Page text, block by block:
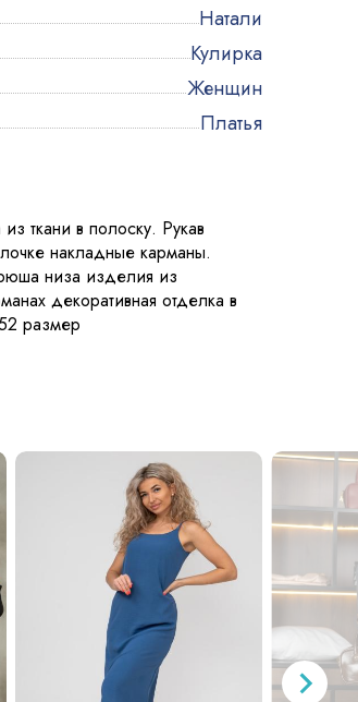
Натали
Кулирка
Женщин
Платья
ткани в полоску. Рукав
накладные карманы.
низа изделия из
декоративная отделка в
размер